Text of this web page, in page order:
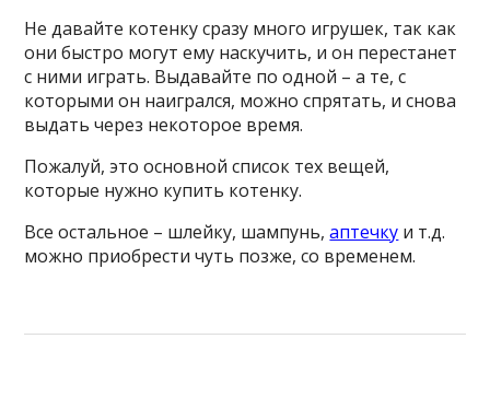
Не давайте котенку сразу много игрушек, так как
они быстро могут ему наскучить, и он перестанет
с ними играть. Выдавайте по одной – а те, с
которыми он наигрался, можно спрятать, и снова
выдать через некоторое время.
Пожалуй, это основной список тех вещей,
которые нужно купить котенку.
Все остальное – шлейку, шампунь,аптечку и т.д.
можно приобрести чуть позже, со временем.